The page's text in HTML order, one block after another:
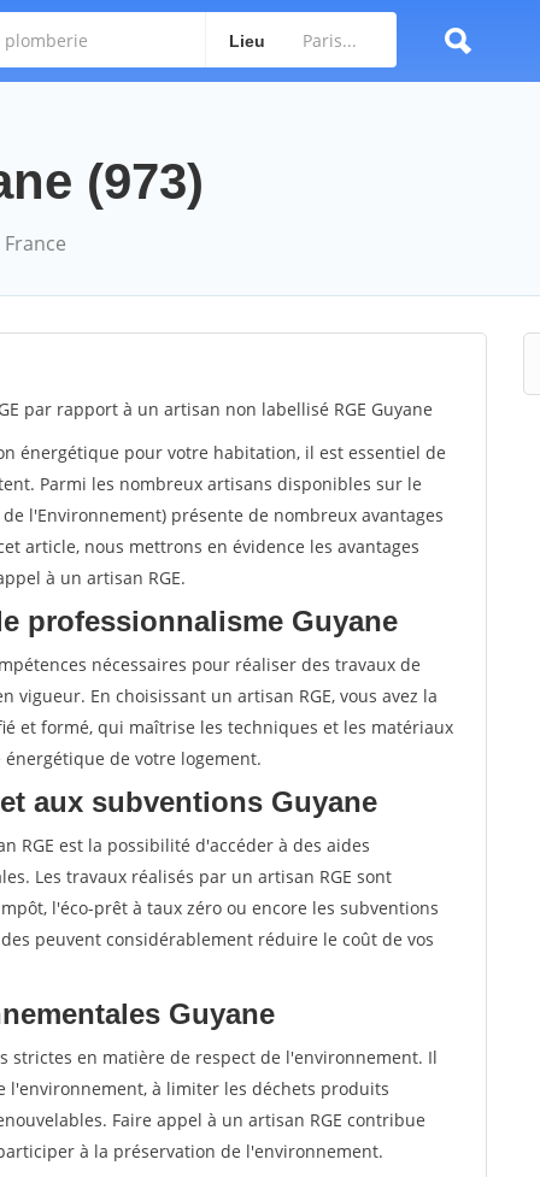
Lieu
(973)
par rapport à un artisan non labellisé RGE Guyane
énergétique pour votre habitation, il est essentiel de
Parmi les nombreux artisans disponibles sur le
l'Environnement) présente de nombreux avantages
article, nous mettrons en évidence les avantages
à un artisan RGE.
professionnalisme Guyane
nécessaires pour réaliser des travaux de
En choisissant un artisan RGE, vous avez la
et formé, qui maîtrise les techniques et les matériaux
de votre logement.
aux subventions Guyane
RGE est la possibilité d'accéder à des aides
Les travaux réalisés par un artisan RGE sont
l'éco-prêt à taux zéro ou encore les subventions
peuvent considérablement réduire le coût de vos
Guyane
strictes en matière de respect de l'environnement. Il
l'environnement, à limiter les déchets produits
Faire appel à un artisan RGE contribue
à la préservation de l'environnement.